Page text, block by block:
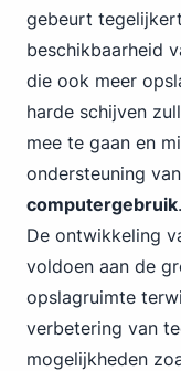
gebeurt
beschikbaarheid
die ook meer
harde schijven
mee te gaan en
ondersteuning van
computergebruik.
De ontwikkeling
voldoen aan de
opslagruimte
verbetering van
mogelijkheden